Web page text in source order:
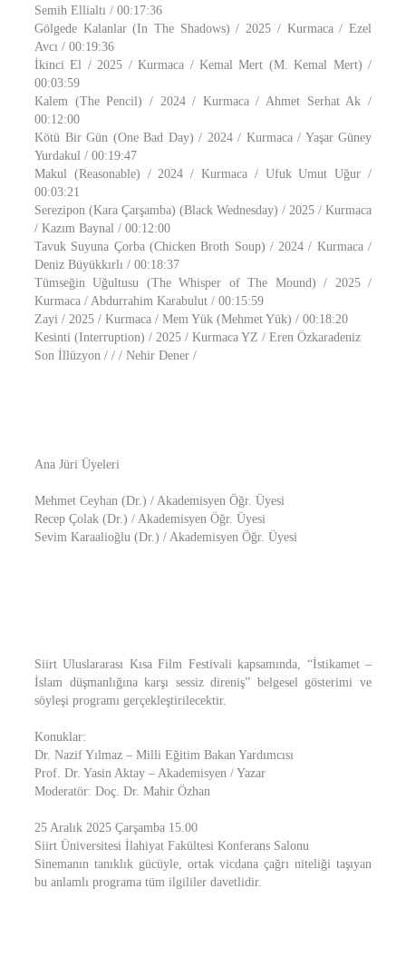
Semih Ellialtı / 00:17:36
Gölgede Kalanlar (In The Shadows) / 2025 / Kurmaca / Ezel
Avcı / 00:19:36
İkinci El / 2025 / Kurmaca / Kemal Mert (M. Kemal Mert) /
00:03:59
Kalem (The Pencil) / 2024 / Kurmaca / Ahmet Serhat Ak /
00:12:00
Kötü Bir Gün (One Bad Day) / 2024 / Kurmaca / Yaşar Güney
Yurdakul / 00:19:47
Makul (Reasonable) / 2024 / Kurmaca / Ufuk Umut Uğur /
00:03:21
Serezipon (Kara Çarşamba) (Black Wednesday) / 2025 / Kurmaca
/ Kazım Baynal / 00:12:00
Tavuk Suyuna Çorba (Chicken Broth Soup) / 2024 / Kurmaca /
Deniz Büyükkırlı / 00:18:37
Tümseğin Uğultusu (The Whisper of The Mound) / 2025 /
Kurmaca / Abdurrahim Karabulut / 00:15:59
Zayi / 2025 / Kurmaca / Mem Yük (Mehmet Yük) / 00:18:20
Kesinti (Interruption) / 2025 / Kurmaca YZ / Eren Özkaradeniz
Son İllüzyon / / / Nehir Dener /
Ana Jüri Üyeleri
Mehmet Ceyhan (Dr.) / Akademisyen Öğr. Üyesi
Recep Çolak (Dr.) / Akademisyen Öğr. Üyesi
Sevim Karaalioğlu (Dr.) / Akademisyen Öğr. Üyesi
Siirt Uluslararası Kısa Film Festivali kapsamında, “İstikamet –
İslam düşmanlığına karşı sessiz direniş” belgesel gösterimi ve
söyleşi programı gerçekleştirilecektir.
Konuklar:
Dr. Nazif Yılmaz – Milli Eğitim Bakan Yardımcısı
Prof. Dr. Yasin Aktay – Akademisyen / Yazar
Moderatör: Doç. Dr. Mahir Özhan
25 Aralık 2025 Çarşamba 15.00
Siirt Üniversitesi İlahiyat Fakültesi Konferans Salonu
Sinemanın tanıklık gücüyle, ortak vicdana çağrı niteliği taşıyan
bu anlamlı programa tüm ilgililer davetlidir.